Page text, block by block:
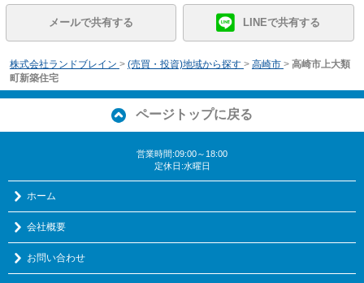
メールで共有する LINEで共有する
株式会社ランドブレイン > (売買・投資)地域から探す > 高崎市 > 高崎市上大類
町新築住宅
ページトップに戻る
営業時間:09:00～18:00
定休日:水曜日
ホーム
会社概要
お問い合わせ